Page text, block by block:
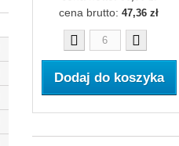
cena brutto: 47,36 zł
Dodaj do koszyka